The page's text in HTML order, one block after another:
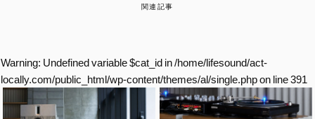
関連記事
Warning: Undefined variable $cat_id in/home/lifesound/act-
locally.com/public_html/wp-content/themes/al/single.phpon line391